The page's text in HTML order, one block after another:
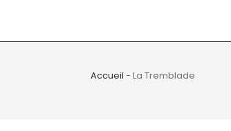
Accueil - La Tremblade